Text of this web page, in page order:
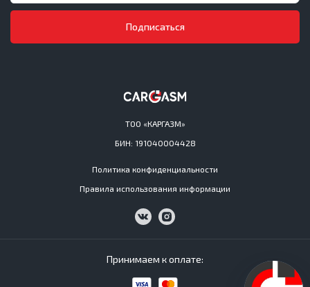
ТОО «КАРГАЗМ»
БИН: 191040004428
Политика конфиденциальности
Правила использования информации
Подписаться
Принимаем к оплате: